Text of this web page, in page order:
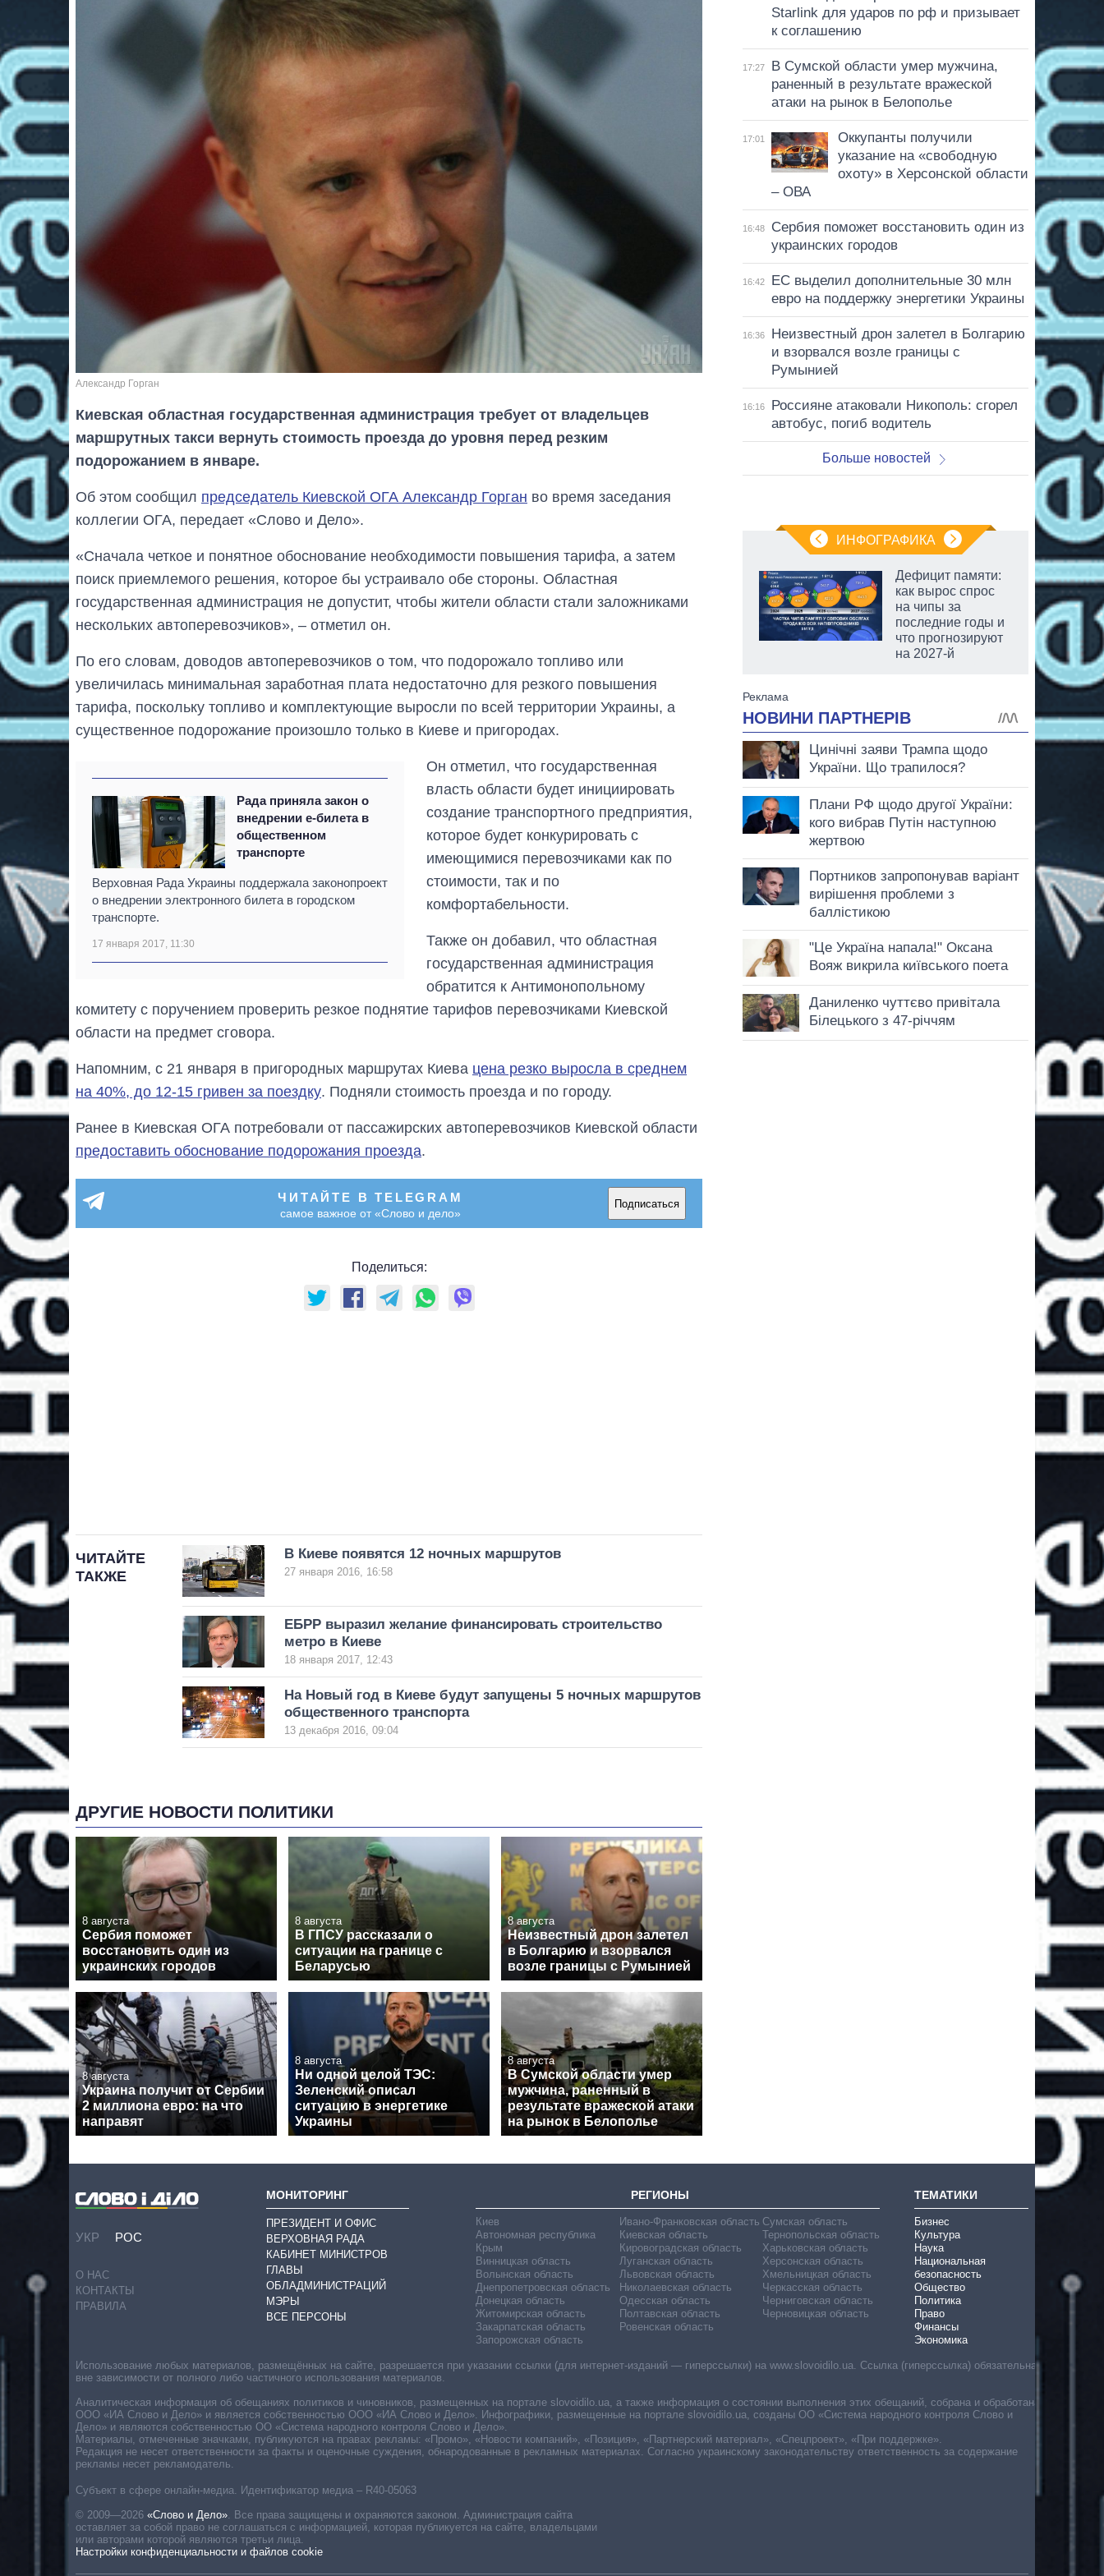
Александр Горган
Киевская областная государственная администрация требует от владельцев
маршрутных такси вернуть стоимость проезда до уровня перед резким
подорожанием в январе.
Об этом сообщил председатель Киевской ОГА Александр Горган во время заседания
коллегии ОГА, передает «Слово и Дело».
«Сначала четкое и понятное обоснование необходимости повышения тарифа, а затем
поиск приемлемого решения, которое бы устраивало обе стороны. Областная
государственная администрация не допустит, чтобы жители области стали заложниками
нескольких автоперевозчиков», – отметил он.
По его словам, доводов автоперевозчиков о том, что подорожало топливо или
увеличилась минимальная заработная плата недостаточно для резкого повышения
тарифа, поскольку топливо и комплектующие выросли по всей территории Украины, а
существенное подорожание произошло только в Киеве и пригородах.
Рада приняла закон о
внедрении е-билета в
общественном
транспорте
Верховная Рада Украины поддержала законопроект
о внедрении электронного билета в городском
транспорте.
17 января 2017, 11:30
Он отметил, что государственная
власть области будет инициировать
создание транспортного предприятия,
которое будет конкурировать с
имеющимися перевозчиками как по
стоимости, так и по
комфортабельности.
Также он добавил, что областная
государственная администрация
обратится к Антимонопольному
комитету с поручением проверить резкое поднятие тарифов перевозчиками Киевской
области на предмет сговора.
Напомним, с 21 января в пригородных маршрутах Киева цена резко выросла в среднем
на 40%, до 12-15 гривен за поездку. Подняли стоимость проезда и по городу.
Ранее в Киевская ОГА потребовали от пассажирских автоперевозчиков Киевской области
предоставить обоснование подорожания проезда.
ЧИТАЙТЕ В TELEGRAM
самое важное от «Слово и дело»
Подписаться
Поделиться:
ЧИТАЙТЕ
ТАКЖЕ
В Киеве появятся 12 ночных маршрутов
27 января 2016, 16:58
ЕБРР выразил желание финансировать строительство
метро в Киеве
18 января 2017, 12:43
На Новый год в Киеве будут запущены 5 ночных маршрутов
общественного транспорта
13 декабря 2016, 09:04
ДРУГИЕ НОВОСТИ ПОЛИТИКИ
8 августа
Сербия поможет
восстановить один из
украинских городов
8 августа
В ГПСУ рассказали о
ситуации на границе с
Беларусью
8 августа
Неизвестный дрон залетел
в Болгарию и взорвался
возле границы с Румынией
8 августа
Украина получит от Сербии
2 миллиона евро: на что
направят
8 августа
Ни одной целой ТЭС:
Зеленский описал
ситуацию в энергетике
Украины
8 августа
В Сумской области умер
мужчина, раненный в
результате вражеской атаки
на рынок в Белополье
Starlink для ударов по рф и призывает
к соглашению
17:27
В Сумской области умер мужчина,
раненный в результате вражеской
атаки на рынок в Белополье
17:01
Оккупанты получили
указание на «свободную
охоту» в Херсонской области
– ОВА
16:48
Сербия поможет восстановить один из
украинских городов
16:42
ЕС выделил дополнительные 30 млн
евро на поддержку энергетики Украины
16:36
Неизвестный дрон залетел в Болгарию
и взорвался возле границы с
Румынией
16:16
Россияне атаковали Никополь: сгорел
автобус, погиб водитель
Больше новостей
ИНФОГРАФИКА
Восемь
ударов по Украине
Дефицит памяти:
как вырос спрос
на чипы за
последние годы и
что прогнозируют
на 2027-й
УКР РОС
О НАС
КОНТАКТЫ
ПРАВИЛА
МОНИТОРИНГ
ПРЕЗИДЕНТ И ОФИС
ВЕРХОВНАЯ РАДА
КАБИНЕТ МИНИСТРОВ
ГЛАВЫ
ОБЛАДМИНИСТРАЦИЙ
МЭРЫ
ВСЕ ПЕРСОНЫ
РЕГИОНЫ
Киев
Автономная республика
Крым
Винницкая область
Волынская область
Днепропетровская область
Донецкая область
Житомирская область
Закарпатская область
Запорожская область
Ивано-Франковская область
Киевская область
Кировоградская область
Луганская область
Львовская область
Николаевская область
Одесская область
Полтавская область
Ровенская область
Сумская область
Тернопольская область
Харьковская область
Херсонская область
Хмельницкая область
Черкасская область
Черниговская область
Черновицкая область
ТЕМАТИКИ
Бизнес
Культура
Наука
Национальная
безопасность
Общество
Политика
Право
Финансы
Экономика
Субъект в сфере онлайн-медиа. Идентификатор медиа – R40-05063
© 2009—2026 «Слово и Дело»
Все права защищены и охраняются законом. Администрация сайта
оставляет за собой право не соглашаться с информацией, которая публикуется на сайте, владельцами
или авторами которой являются третьи лица.
Настройки конфиденциальности и файлов cookie
Использование любых материалов, размещённых на сайте, разрешается при указании ссылки (для интернет-изданий — гиперссылки) на www.slovoidilo.ua. Ссылка (гиперссылка) обязательна
вне зависимости от полного либо частичного использования материалов.
Аналитическая информация об обещаниях политиков и чиновников, размещенных на портале slovoidilo.ua, а также информация о состоянии выполнения этих обещаний, собрана и обработана
ООО «ИА Слово и Дело» и является собственностью ООО «ИА Слово и Дело». Инфографики, размещенные на портале slovoidilo.ua, созданы ОО «Система народного контроля Слово и
Дело» и являются собственностью ОО «Система народного контроля Слово и Дело».
Материалы, отмеченные значками, публикуются на правах рекламы: «Промо», «Новости компаний», «Позиция», «Партнерский материал», «Спецпроект», «При поддержке».
Редакция не несет ответственности за факты и оценочные суждения, обнародованные в рекламных материалах. Согласно украинскому законодательству ответственность за содержание
рекламы несет рекламодатель.